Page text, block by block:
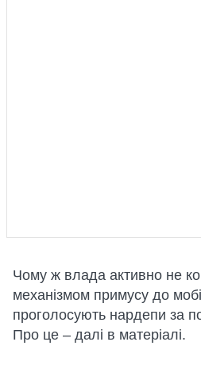
Чому ж влада активно не
механізмом примусу до
проголосують нардепи за
Про це – далі в матеріалі.